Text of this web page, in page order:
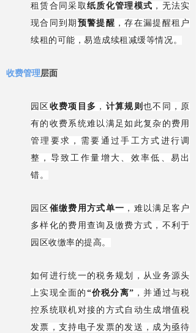
租赁合同采取纸质化管理模式 ，无法实
现合同到期 预警提醒 ，存在漏提醒租户
续租的可能，易造成续租减缓等情况。
收费管理层面
园区收费项目多 ， 计算规则也不同，原
有的收费系统难以满足如此复杂的费用
管理要求，需要通过手工方式进行调
整，导致工作量增大、效率低、易出
错。
园区催缴费用方式单一 ，难以满足客户
多样化的费用查询及缴费方式，不利于
园区收缴率的提高。
如何进行统一的税务规划，从业务源头
上实现全面的 “价税分离” ，并通过与税
控系统联机对接的方式自动生成增值税
发票，支持电子发票的发送，成为亟待